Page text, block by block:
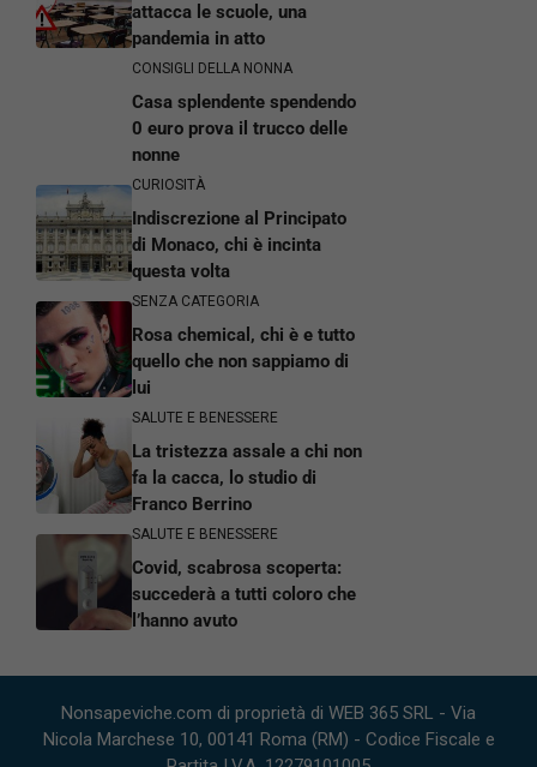
attacca le scuole, una
pandemia in atto
CONSIGLI DELLA NONNA
Casa splendente spendendo
0 euro prova il trucco delle
nonne
CURIOSITÀ
Indiscrezione al Principato
di Monaco, chi è incinta
questa volta
SENZA CATEGORIA
Rosa chemical, chi è e tutto
quello che non sappiamo di
lui
SALUTE E BENESSERE
La tristezza assale a chi non
fa la cacca, lo studio di
Franco Berrino
SALUTE E BENESSERE
Covid, scabrosa scoperta:
succederà a tutti coloro che
l’hanno avuto
Nonsapeviche.com di proprietà di WEB 365 SRL - Via
Nicola Marchese 10, 00141 Roma (RM) - Codice Fiscale e